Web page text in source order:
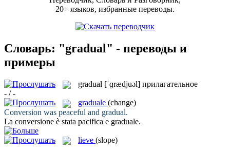
20+ языков, избранные переводы.
Словарь: "gradual" - переводы и
примеры
gradual [ˈɡrædjuəl] прилагательное
- / -
graduale (change)
Conversion was peaceful and gradual.
La conversione è stata pacifica e graduale.
lieve (slope)